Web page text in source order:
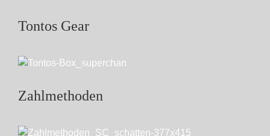
Tontos Gear
Zahlmethoden